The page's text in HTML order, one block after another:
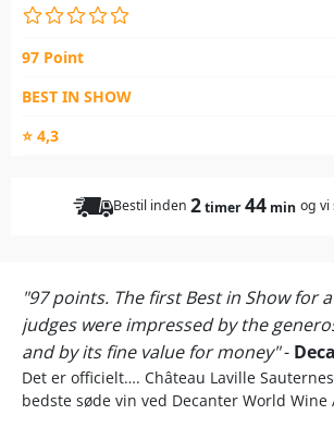
97 Point
BEST IN SHOW
⭐ 4,3
Bestil inden 2timer44 min og vi
"97 points. The first Best in Show for
judges were impressed by the
and by its fine value for money"-
Det er officielt…. Château Laville
bedste søde vin ved Decanter World Wine